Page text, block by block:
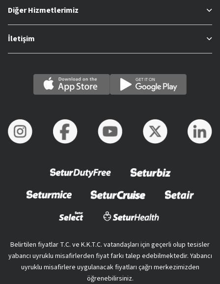
Diğer Hizmetlerimiz
İletişim
Belirtilen fiyatlar T.C. ve K.K.T.C. vatandaşları için geçerli olup tesisler
yabancı uyruklu misafirlerden fiyat farkı talep edebilmektedir. Yabancı
uyruklu misafirlere uygulanacak fiyatları çağrı merkezimizden
öğrenebilirsiniz.